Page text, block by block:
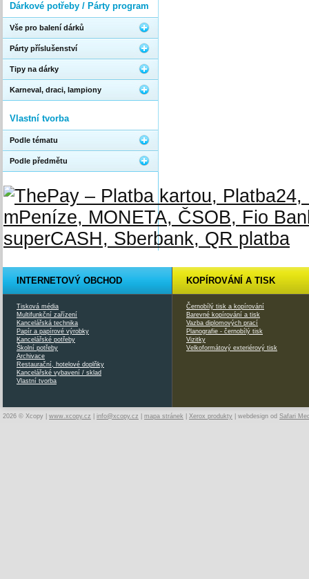
Dárkové potřeby / Párty program
Vše pro balení dárků
Párty příslušenství
Tipy na dárky
Karneval, draci, lampiony
Vlastní tvorba
Podle tématu
Podle předmětu
INTERNETOVÝ OBCHOD
Tisková média
Multifunkční zařízení
Kancelářská technika
Papír a papírové výrobky
Kancelářské potřeby
Školní potřeby
Archivace
Restaurační, hotelové doplňky
Kancelářské vybavení / sklad
Vlastní tvorba
KOPÍROVÁNÍ A TISK
Černobílý tisk a kopírování
Barevné kopírování a tisk
Vazba diplomových prací
Planografie - černobílý tisk
Vizitky
Velkoformátový exteriérový tisk
2026 © Xcopy | www.xcopy.cz info@xcopy.cz mapa stránek Xerox produkty | webdesign od Safari